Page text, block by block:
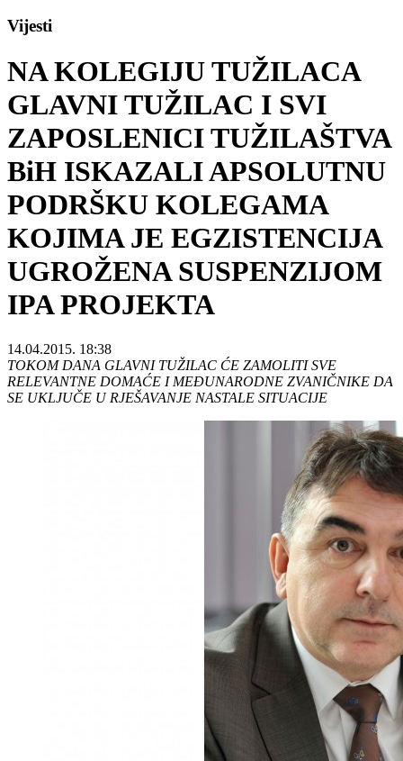
Vijesti
NA KOLEGIJU TUŽILACA
GLAVNI TUŽILAC I SVI
ZAPOSLENICI TUŽILAŠTVA
BiH ISKAZALI APSOLUTNU
PODRŠKU KOLEGAMA
KOJIMA JE EGZISTENCIJA
UGROŽENA SUSPENZIJOM
IPA PROJEKTA
14.04.2015. 18:38
TOKOM DANA GLAVNI TUŽILAC ĆE ZAMOLITI SVE
RELEVANTNE DOMAĆE I MEĐUNARODNE ZVANIČNIKE DA
SE UKLJUČE U RJEŠAVANJE NASTALE SITUACIJE